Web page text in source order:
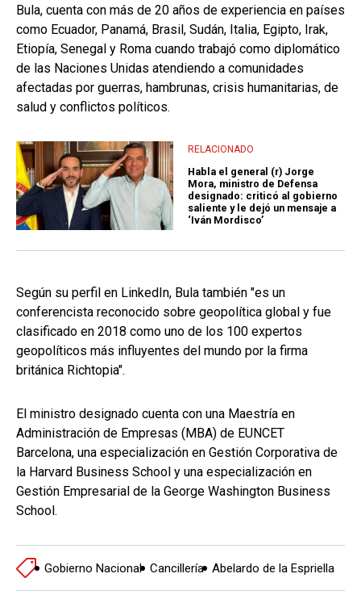
Bula, cuenta con más de 20 años de experiencia en países
como Ecuador, Panamá, Brasil, Sudán, Italia, Egipto, Irak,
Etiopía, Senegal y Roma cuando trabajó como diplomático
de las Naciones Unidas atendiendo a comunidades
afectadas por guerras, hambrunas, crisis humanitarias, de
salud y conflictos políticos.
RELACIONADO
Habla el general (r) Jorge
Mora, ministro de Defensa
designado: criticó al gobierno
saliente y le dejó un mensaje a
‘Iván Mordisco’
Según su perfil en LinkedIn, Bula también "es un
conferencista reconocido sobre geopolítica global y fue
clasificado en 2018 como uno de los 100 expertos
geopolíticos más influyentes del mundo por la firma
británica Richtopia".
El ministro designado cuenta con una Maestría en
Administración de Empresas (MBA) de EUNCET
Barcelona, una especialización en Gestión Corporativa de
la Harvard Business School y una especialización en
Gestión Empresarial de la George Washington Business
School.
Gobierno Nacional Cancillería Abelardo de la Espriella